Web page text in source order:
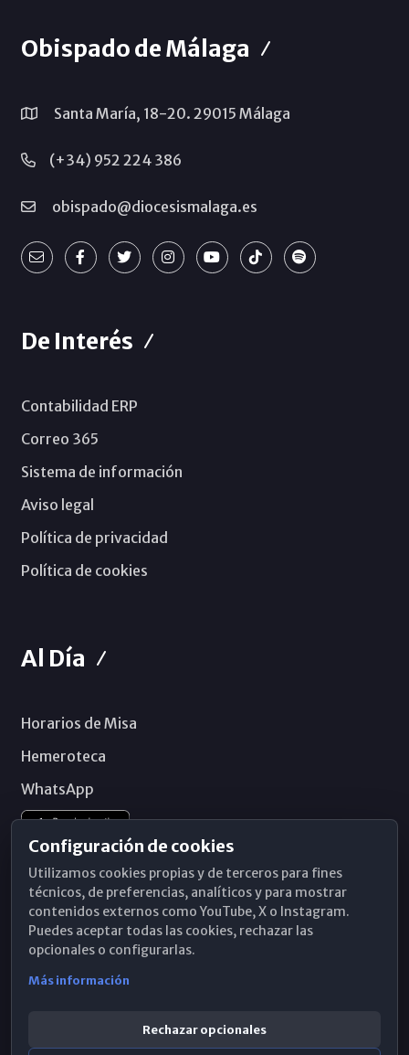
Obispado de Málaga
Santa María, 18-20. 29015 Málaga
(+34) 952 224 386
obispado@diocesismalaga.es
De Interés
Contabilidad ERP
Correo 365
Sistema de información
Aviso legal
Política de privacidad
Política de cookies
Al Día
Horarios de Misa
Hemeroteca
WhatsApp
Configuración de cookies
Utilizamos cookies propias y de terceros para fines
técnicos, de preferencias, analíticos y para mostrar
contenidos externos como YouTube, X o Instagram.
Puedes aceptar todas las cookies, rechazar las
opcionales o configurarlas.
Más información
Rechazar opcionales